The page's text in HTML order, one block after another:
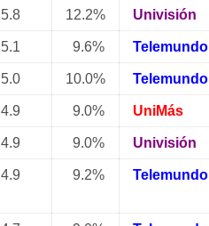
5.8 12.2% Univisión
5.1 9.6% Telemundo
5.0 10.0% Telemundo
4.9 9.0% UniMás
4.9 9.0% Univisión
4.9 9.2% Telemundo